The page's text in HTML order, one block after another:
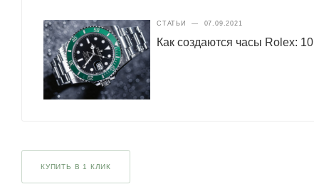
СТАТЬИ — 07.09.2021
Как создаются часы Rolex:
КУПИТЬ В 1 КЛИК